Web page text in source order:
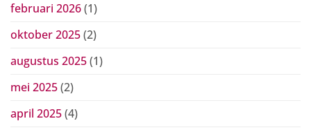
februari 2026(1)
oktober 2025(2)
augustus 2025(1)
mei 2025(2)
april 2025(4)